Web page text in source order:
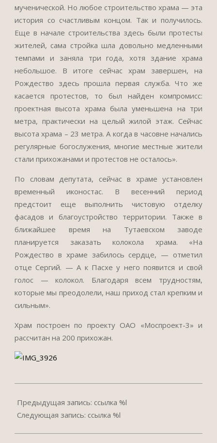
мученической. Но любое строительство храма — эта
история со счастливым концом. Так и получилось.
Еще в начале строительства здесь были протесты
жителей, сама стройка шла довольно медленными
темпами и заняла три года, хотя здание храма
небольшое. В итоге сейчас храм завершен, на
Рождество здесь прошла первая служба. Что же
касается протестов, то был найден компромисс:
проектная высота храма была уменьшена на три
метра, практически на целый жилой этаж. Сейчас
высота храма – 23 метра. А когда в часовне начались
регулярные богослужения, многие местные жители
стали прихожанами и протестов не осталось».
По словам депутата, сейчас в храме установлен
временный иконостас. В весенний период
предстоит еще выполнить чистовую отделку
фасадов и благоустройство территории. Также в
ближайшее время на Тутаевском заводе
планируется заказать колокола храма. «На
Рождество в храме забилось сердце, — отметил
отце Сергий. — А к Пасхе у него появится и свой
голос — колокол. Благодаря всем трудностям,
которые мы преодолели, наш приход стал крепким и
сильным».
Храм построен по проекту ОАО «Моспроект-3» и
рассчитан на 200 прихожан.
03-
05
Предыдущая запись: ссылка %l
Следующая запись: ссылка %l